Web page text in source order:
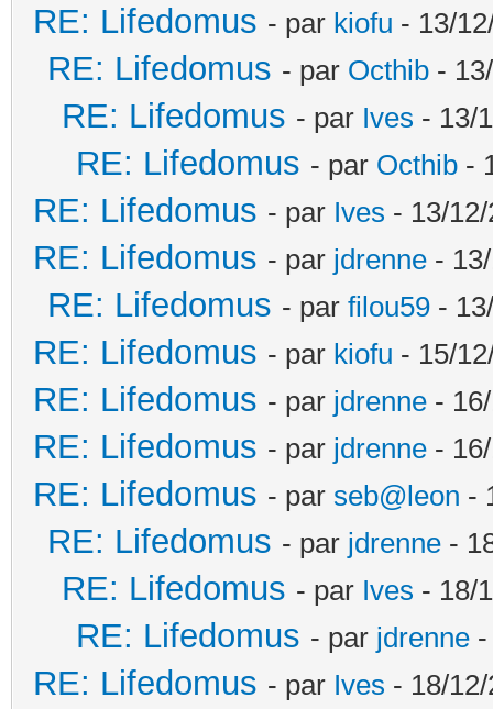
RE: Lifedomus - par kiofu - 13/
RE: Lifedomus - par Octhib -
RE: Lifedomus - par Ives - 13/
RE: Lifedomus - par Octhib -
RE: Lifedomus - par Ives - 13/
RE: Lifedomus - par jdrenne -
RE: Lifedomus - par filou59 -
RE: Lifedomus - par kiofu - 15/
RE: Lifedomus - par jdrenne -
RE: Lifedomus - par jdrenne -
RE: Lifedomus - par seb@leon -
RE: Lifedomus - par jdrenne -
RE: Lifedomus - par Ives - 18/
RE: Lifedomus - par jdrenne
RE: Lifedomus - par Ives - 18/